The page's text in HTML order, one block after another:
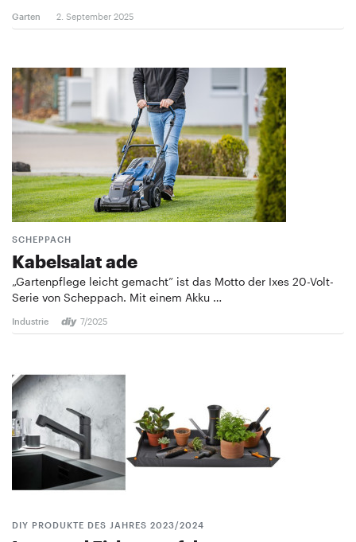
Garten 2. September 2025
SCHEPPACH
Kabelsalat ade
„Gartenpflege leicht gemacht” ist das ­Motto der Ixes 20-Volt-
Serie von Scheppach. Mit einem Akku …
Industrie 7/2025
DIY PRODUKTE DES JAHRES 2023/2024